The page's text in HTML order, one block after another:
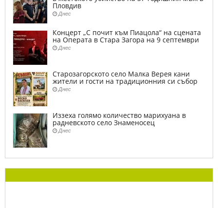
Пловдив
Днес
Концерт „С почит към Пиацола“ на сцената
на Операта в Стара Загора на 9 септември
Днес
Старозагорското село Малка Верея кани
жители и гости на традиционния си събор
Днес
Иззеха голямо количество марихуана в
радневското село Знаменосец
Днес